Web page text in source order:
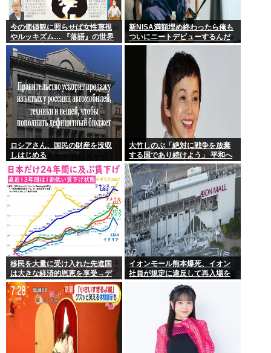
今の価値観に照らせば女性蔑視
やルッキズム… 『落語』の世界
もセリフ変更や改作、現代にふ
さわしい表現模索の動き
新NISA満額埋め終わったら俺も
ついにニートデビューするんだ
がアドバイスある?
ロシアさん、国民の財産を没収
しはじめる
大竹しのぶ「絶対に戦争を放棄
する国であり続けよう」 平和へ
の思いをつづる 広島に原爆が投
下されてから81年
移民を大量に受け入れた先進国
は大きな経済的恩恵を享受→デ
ータでもはっきり日本一人負け
示される
イオンモール熊本爆死、イオン
社員が規定に違反して再入場を